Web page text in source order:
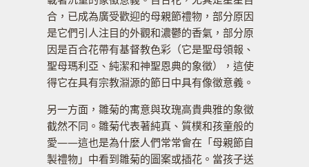
合，已成為廣受歡迎的母親節禮物，部分原因
是它們引人注目的外觀和濃鬱的香氣，部分原
因是百合花帶有基督教色彩（它是聖母領報、
聖母瑪利亞、純潔和神聖恩典的象徵），這使
得它在具有宗教淵源的節日中具有像徵意義。
另一方面，雛菊的寓意與玫瑰高貴典雅的象徵
截然不同。雛菊代表著純真、質樸和孩童般的
愛——這也是為什麼人們常常會在「母親節自
製禮物」中看到雛菊的圖案或插花。當孩子送